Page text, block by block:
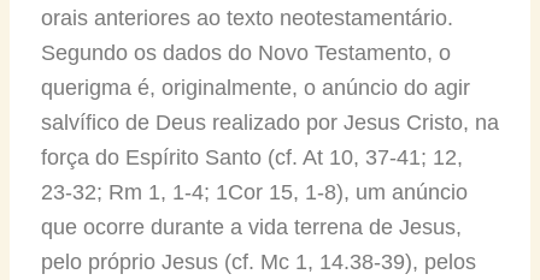
orais anteriores ao texto neotestamentário.
Segundo os dados do Novo Testamento, o
querigma é, originalmente, o anúncio do agir
salvífico de Deus realizado por Jesus Cristo, na
força do Espírito Santo (cf. At 10, 37-41; 12,
23-32; Rm 1, 1-4; 1Cor 15, 1-8), um anúncio
que ocorre durante a vida terrena de Jesus,
pelo próprio Jesus (cf. Mc 1, 14.38-39), pelos